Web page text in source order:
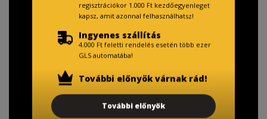
TISZTELT VÁSÁRLÓNK!
regisztrációkor 1.000 Ft kezdőegyenleget
kapsz, amit azonnal felhasználhatsz!
Ingyenes szállítás
4.000 Ft feletti rendelés esetén több ezer
GLS automatába!
További előnyök várnak rád!
További előnyök